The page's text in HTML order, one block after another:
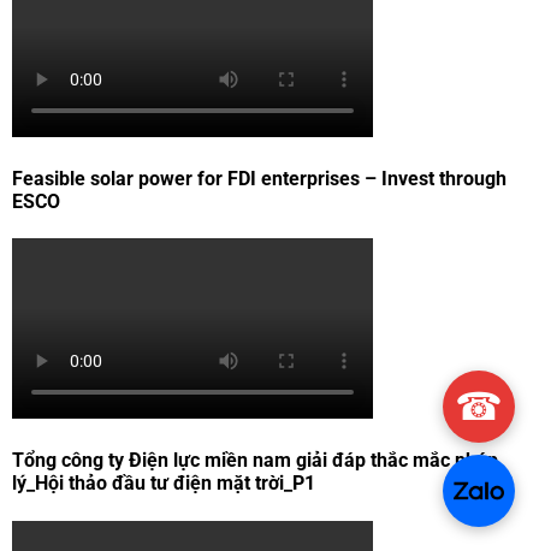
Feasible solar power for FDI enterprises – Invest through
ESCO
Tổng công ty Điện lực miền nam giải đáp thắc mắc pháp
lý_Hội thảo đầu tư điện mặt trời_P1
☎